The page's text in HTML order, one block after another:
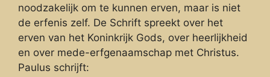
noodzakelijk om te kunnen erven, maar is niet
de erfenis zelf. De Schrift spreekt over het
erven van het Koninkrijk Gods, over heerlijkheid
en over mede-erfgenaamschap met Christus.
Paulus schrijft: